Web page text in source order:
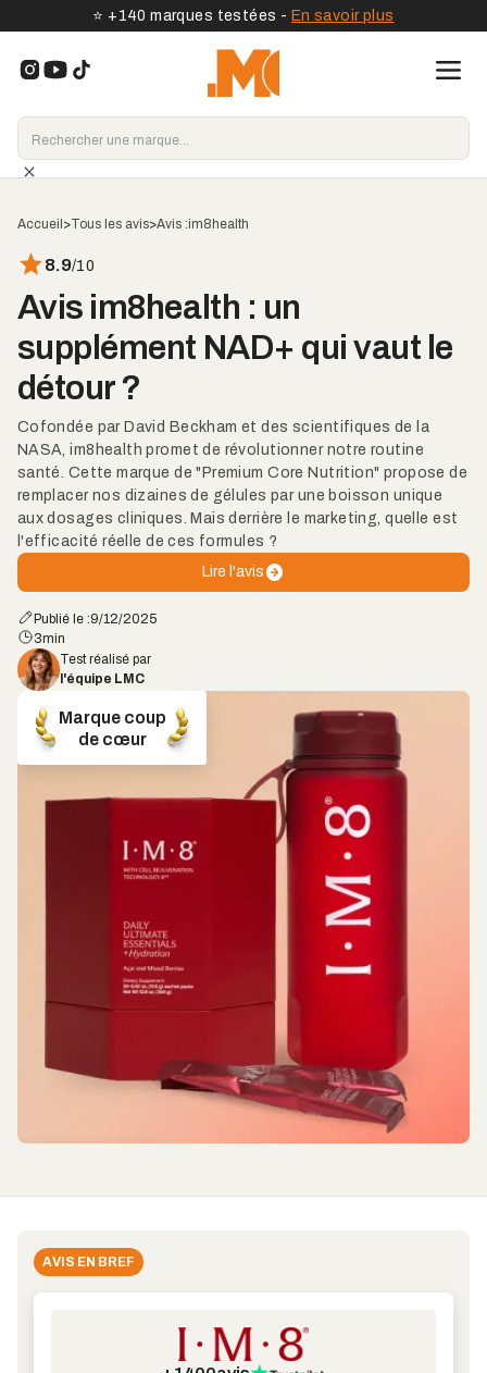
⭐️ +140 marques testées - En savoir plus
Accueil>Tous les avis>Avis :im8health
8.9/10
Avis im8health : un
supplément NAD+ qui vaut le
détour ?
Cofondée par David Beckham et des scientifiques de la
NASA, im8health promet de révolutionner notre routine
santé. Cette marque de "Premium Core Nutrition" propose de
remplacer nos dizaines de gélules par une boisson unique
aux dosages cliniques. Mais derrière le marketing, quelle est
l'efficacité réelle de ces formules ?
Lire l'avis
Publié le :9/12/2025
3min
Test réalisé par
l'équipe LMC
Marque coup
de cœur
AVIS EN BREF